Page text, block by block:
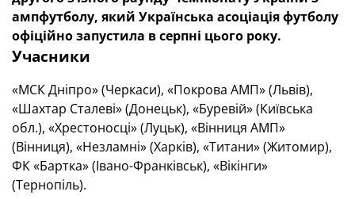
ампфутболу, який Українська асоціація футболу
офіційно запустила в серпні цього року.
Учасники
«МСК Дніпро» (Черкаси), «Покрова АМП» (Львів),
«Шахтар Сталеві» (Донецьк), «Буревій» (Київська
обл.), «Хрестоносці» (Луцьк), «Вінниця АМП»
(Вінниця), «Незламні» (Харків), «Титани» (Житомир),
ФК «Бартка» (Івано-Франківськ), «Вікінги»
(Тернопіль).